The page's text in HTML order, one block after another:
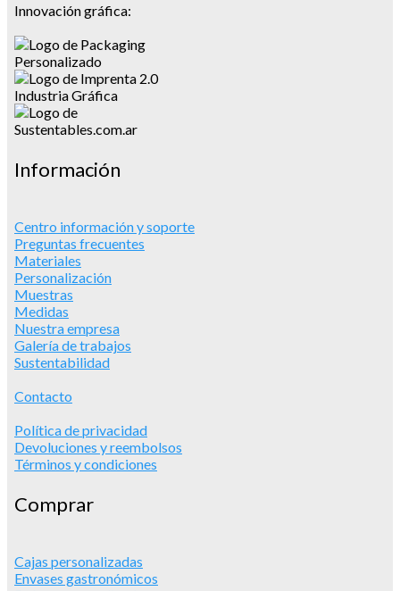
Innovación gráfica:
Información
Centro información y soporte
Preguntas frecuentes
Materiales
Personalización
Muestras
Medidas
Nuestra empresa
Galería de trabajos
Sustentabilidad
Contacto
Política de privacidad
Devoluciones y reembolsos
Términos y condiciones
Comprar
Cajas personalizadas
Envases gastronómicos